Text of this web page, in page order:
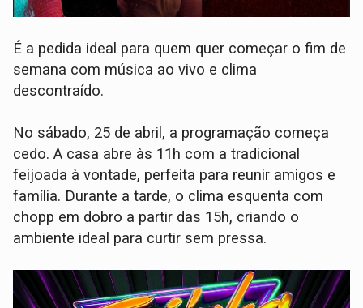
É a pedida ideal para quem quer começar o fim de
semana com música ao vivo e clima
descontraído.
No sábado, 25 de abril, a programação começa
cedo. A casa abre às 11h com a tradicional
feijoada à vontade, perfeita para reunir amigos e
família. Durante a tarde, o clima esquenta com
chopp em dobro a partir das 15h, criando o
ambiente ideal para curtir sem pressa.